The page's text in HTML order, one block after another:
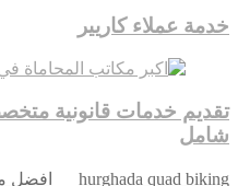
خدمة عملاء كاريير
تقديم خدمات قانونية
شامل
hurghada quad biking افضل